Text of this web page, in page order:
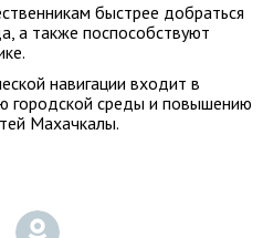
быстрее добраться
а также поспособствуют
навигации входит в
городской среды и повышению
Махачкалы.